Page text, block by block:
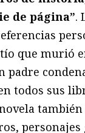
de página”.
que murió
padre
todos sus
también